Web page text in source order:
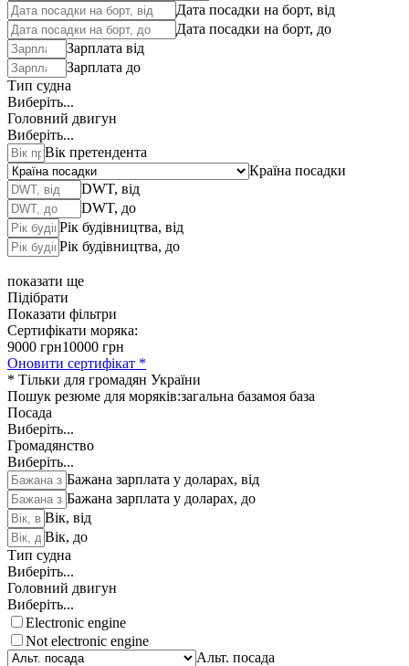
Дата посадки на борт, від
Дата посадки на борт, до
Зарплата від
Зарплата до
Тип судна
Виберіть...
Головний двигун
Виберіть...
Вік претендента
Країна посадки
DWT, від
DWT, до
Рік будівництва, від
Рік будівництва, до
показати ще
Підібрати
Показати фільтри
Сертифікати моряка:
9000 грн10000 грн
Оновити сертифікат *
* Тільки для громадян України
Пошук резюме для моряків:загальна базамоя база
Посада
Виберіть...
Громадянство
Виберіть...
Бажана зарплата у доларах, від
Бажана зарплата у доларах, до
Вік, від
Вік, до
Тип судна
Виберіть...
Головний двигун
Виберіть...
Electronic engine
Not electronic engine
Альт. посада